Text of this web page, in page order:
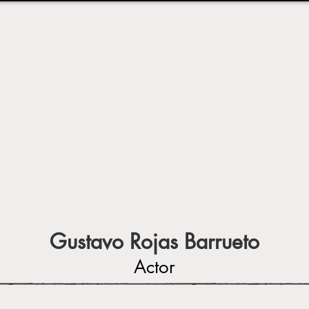
Gustavo Rojas Barrueto
Actor